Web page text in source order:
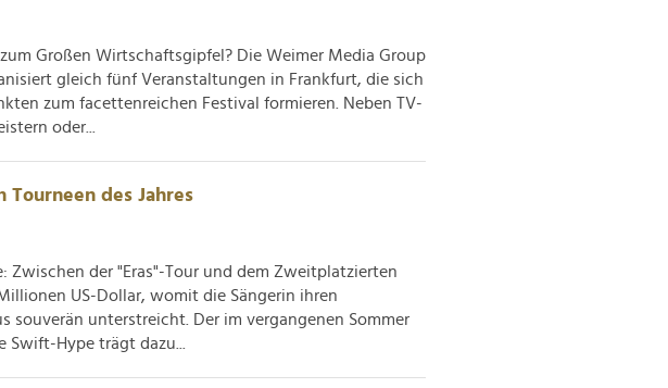
Großen Wirtschaftsgipfel? Die Weimer Media Group
gleich fünf Veranstaltungen in Frankfurt, die sich
zum facettenreichen Festival formieren. Neben TV-
oder...
Tourneen des Jahres
Zwischen der "Eras"-Tour und dem Zweitplatzierten
US-Dollar, womit die Sängerin ihren
unterstreicht. Der im vergangenen Sommer
Hype trägt dazu...